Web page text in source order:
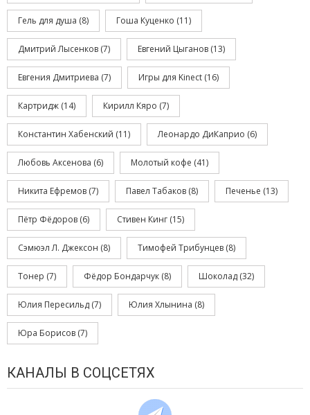
Гель для душа (8) Гоша Куценко (11)
Дмитрий Лысенков (7) Евгений Цыганов (13)
Евгения Дмитриева (7) Игры для Kinect (16)
Картридж (14) Кирилл Кяро (7)
Константин Хабенский (11) Леонардо ДиКаприо (6)
Любовь Аксенова (6) Молотый кофе (41)
Никита Ефремов (7) Павел Табаков (8) Печенье (13)
Пётр Фёдоров (6) Стивен Кинг (15)
Сэмюэл Л. Джексон (8) Тимофей Трибунцев (8)
Тонер (7) Фёдор Бондарчук (8) Шоколад (32)
Юлия Пересильд (7) Юлия Хлынина (8)
Юра Борисов (7)
КАНАЛЫ В СОЦСЕТЯХ